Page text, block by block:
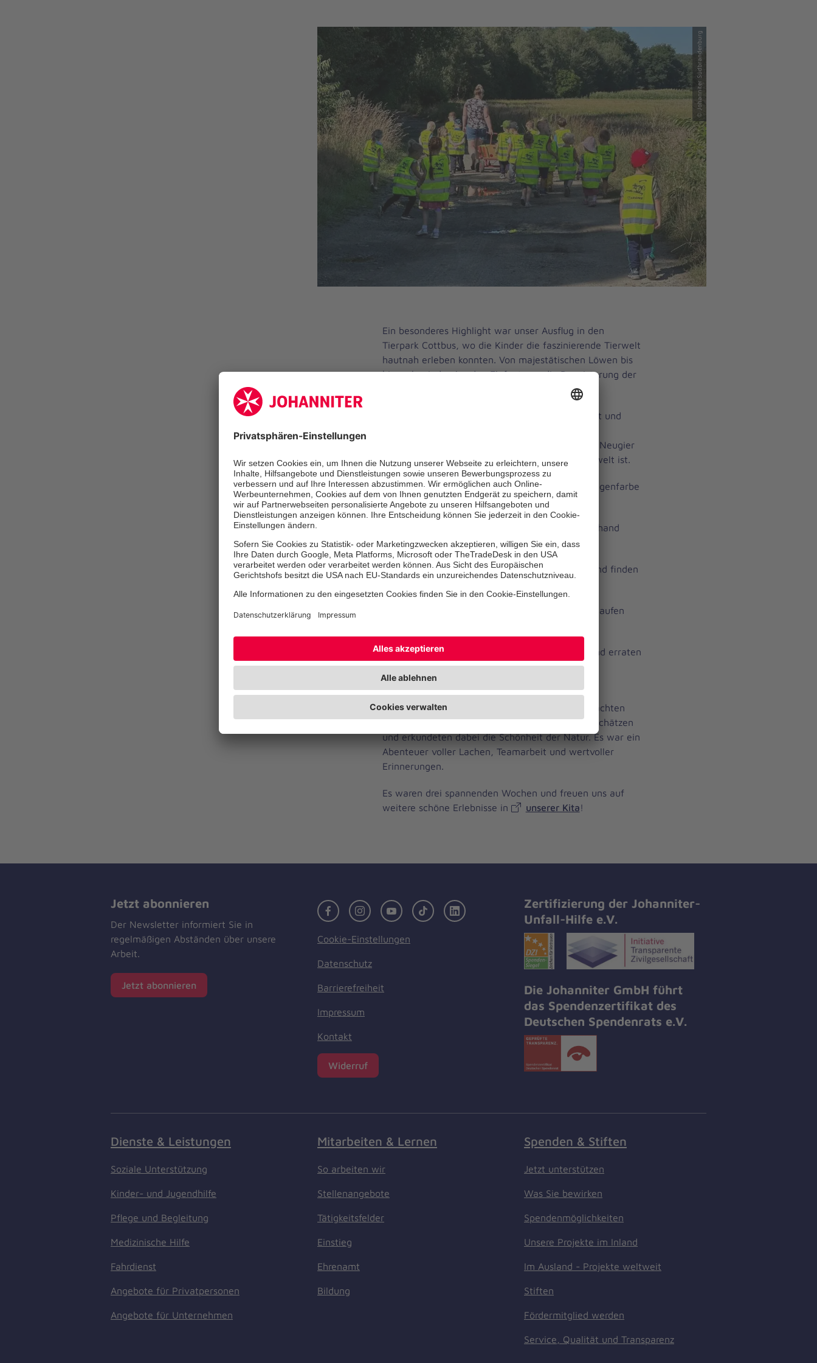
© Johanniter Südbrandenburg
Ein besonderes Highlight war unser Ausflug in den
Tierpark Cottbus, wo die Kinder die faszinierende Tierwelt
hautnah erleben konnten. Von majestätischen Löwen bis
hin zu beeindruckenden Elefanten – die Begeisterung der
Darüber hinaus haben wir unsere Sinne geschärft und
verschiedene Aktivitäten konnten die Kinder mit Neugier
und Freude entdecken, wie vielfältig unsere Umwelt ist.
Sehen - Tasten mit verbunden Augen, welche Augenfarbe
haben wir?
Riechen – Erkennen wir verschiedene Sachen anhand
ihres Geruchs?
Schmecken – Wir kosten verschiedene Sachen und finden
Fühlen – Wir durchlaufen einen Barfußpfad und laufen
hören – Wir schütteln verschiedene Schachtel und erraten
was darin sein könnte.
Ein weiteres unvergessliches Erlebnis war unsere
Schatzsuche im Wald. Mit viel Entdeckergeist machten
sich die Kinder auf die Suche nach versteckten Schätzen
und erkundeten dabei die Schönheit der Natur. Es war ein
Abenteuer voller Lachen, Teamarbeit und wertvoller
Erinnerungen.
Es waren drei spannenden Wochen und freuen uns auf
weitere schöne Erlebnisse in
unserer Kita!
Jetzt abonnieren
Der Newsletter informiert Sie in
regelmäßigen Abständen über unsere
Arbeit.
Jetzt abonnieren
FacebookInstagramYoutubeTikTok LinkedIn
Cookie-Einstellungen
Datenschutz
Barrierefreiheit
Impressum
Kontakt
Widerruf
Zertifizierung der Johanniter-
Unfall-Hilfe e.V.
Die Johanniter GmbH führt
das Spendenzertifikat des
Deutschen Spendenrats e.V.
Dienste & Leistungen
Soziale Unterstützung
Kinder- und Jugendhilfe
Pflege und Begleitung
Medizinische Hilfe
Fahrdienst
Angebote für Privatpersonen
Angebote für Unternehmen
Mitarbeiten & Lernen
So arbeiten wir
Stellenangebote
Tätigkeitsfelder
Einstieg
Ehrenamt
Bildung
Spenden & Stiften
Jetzt unterstützen
Was Sie bewirken
Spendenmöglichkeiten
Unsere Projekte im Inland
Im Ausland - Projekte weltweit
Stiften
Fördermitglied werden
Service, Qualität und Transparenz